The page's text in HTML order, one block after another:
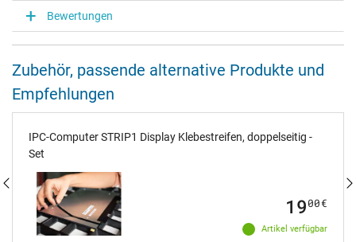
Bewertungen
Zubehör, passende alternative Produkte und
Empfehlungen
IPC-Computer STRIP1 Display Klebestreifen, doppelseitig -
Set
Artikel verfügbar
1900€